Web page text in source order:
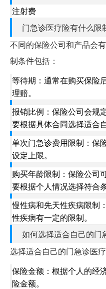
注射费
门急诊医疗险有什么限
不同的保险公司和产品会
制条件包括：
等待期：通常在购买保险
理赔。
报销比例：保险公司会规
要根据具体合同选择适合
单次门急诊费用限制：保
设定上限。
购买年龄限制：保险公司
要根据个人情况选择符合
慢性病和先天性疾病限制
性疾病有一定的限制。
如何选择适合自己的门
选择适合自己的门急诊医
保险金额：根据个人的经
险金额。